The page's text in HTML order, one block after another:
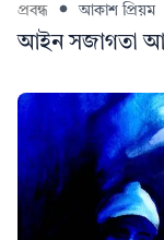
প্ৰবন্ধ আকাশ প্ৰিয়ম
আইন সজাগতা